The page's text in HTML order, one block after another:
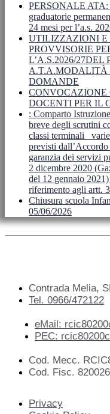
PERSONALE ATA:
graduatorie
24 mesi per l’a.s.
UTILIZZAZIONI E
PROVVISORIE
L’A.S.2026/27DEL
DOMANDE
CONVOCAZIONE
DOCENTI PER IL
: Comparto
breve degli scrutini
classi terminali_
previsti
garanzia dei servizi
2 dicembre 2020
del 12 gennaio
riferimento agli artt.
Chiusura scuola
05/06/2026
Contrada Melia,
Tel. 0966/472122
eMail:
PEC:
Cod. Mecc.
Cod. Fisc.
Privacy